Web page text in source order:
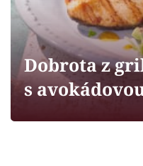
Sledujte prima+
Filmový festival
Dobrota z
s